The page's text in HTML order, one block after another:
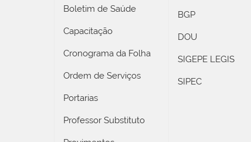
Boletim de Saúde
Capacitação
Cronograma da Folha
Ordem de Serviços
Portarias
Professor Substituto
BGP
DOU
SIGEPE LEGIS
SIPEC